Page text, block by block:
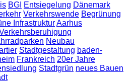
BGI Entsiegelung Dänemark
Verkehrswende Begrünung
InfrastrukturAarhus
Neubau
Stadtgestaltung baden-
Frankreich 20er Jahre
Stadtgrün neues Bauen